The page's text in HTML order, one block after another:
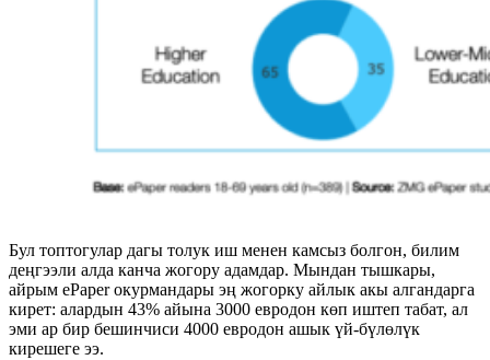
Бул топтогулар дагы толук иш менен камсыз болгон, билим
деңгээли алда канча жогору адамдар. Мындан тышкары,
айрым ePaper окурмандары эң жогорку айлык акы алгандарга
кирет: алардын 43% айына 3000 евродон көп иштеп табат, ал
эми ар бир бешинчиси 4000 евродон ашык үй-бүлөлүк
кирешеге ээ.